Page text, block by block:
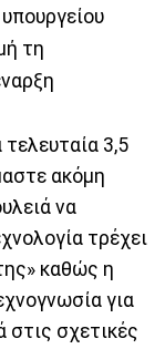
τη
3,5
ακόμη
να
τρέχει
καθώς η
για
στις σχετικές